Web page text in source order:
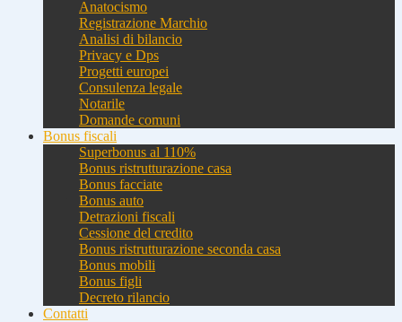
Anatocismo
Registrazione Marchio
Analisi di bilancio
Privacy e Dps
Progetti europei
Consulenza legale
Notarile
Domande comuni
Bonus fiscali
Superbonus al 110%
Bonus ristrutturazione casa
Bonus facciate
Bonus auto
Detrazioni fiscali
Cessione del credito
Bonus ristrutturazione seconda casa
Bonus mobili
Bonus figli
Decreto rilancio
Contatti